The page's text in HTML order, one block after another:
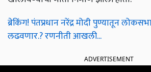
ब्रेकिंग! पंतप्रधान नरेंद्र मोदी पुण्यातून
लढवणार.? रणनीती आखली...
ADVERTISEMENT